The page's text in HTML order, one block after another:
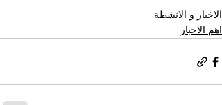
الاخبار و الانشطة
اهم الاخبار